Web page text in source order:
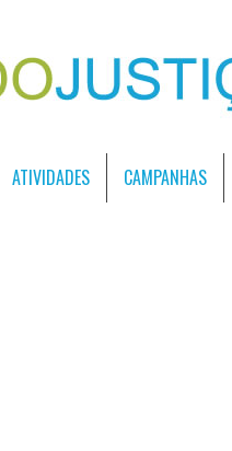
ATIVIDADES CAMPANHAS